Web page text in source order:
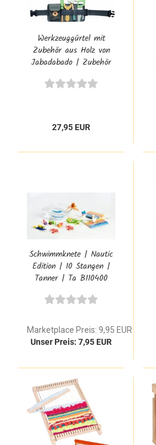
Werkzeuggürtel mit
Zubehör aus Holz von
Jabadabado | Zubehör
27,95 EUR
Schwimmknete | Nautic
Edition | 10 Stangen |
Tanner | Ta B110400
Marketplace Preis: 9,95 EUR
Unser Preis: 7,95 EUR